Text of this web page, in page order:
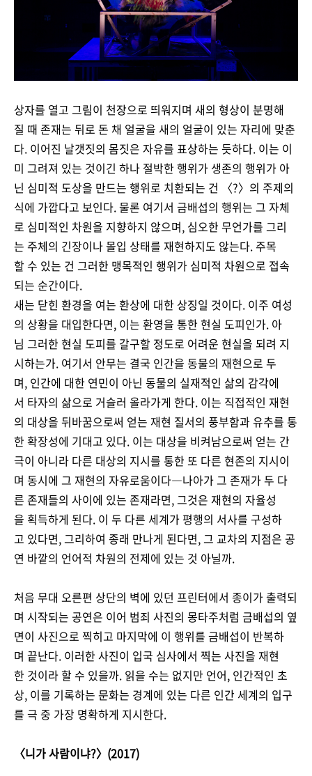
상자를 열고 그림이 천장으로 띄워지며 새의 형상이 분명해
질 때 존재는 뒤로 돈 채 얼굴을 새의 얼굴이 있는 자리에 맞춘
다. 이어진 날갯짓의 몸짓은 자유를 표상하는 듯하다. 이는 이
미 그려져 있는 것이긴 하나 절박한 행위가 생존의 행위가 아
닌 심미적 도상을 만드는 행위로 치환되는 건 〈?〉의 주제의
식에 가깝다고 보인다. 물론 여기서 금배섭의 행위는 그 자체
로 심미적인 차원을 지향하지 않으며, 심오한 무언가를 그리
는 주체의 긴장이나 몰입 상태를 재현하지도 않는다. 주목
할 수 있는 건 그러한 맹목적인 행위가 심미적 차원으로 접속
되는 순간이다.
새는 닫힌 환경을 여는 환상에 대한 상징일 것이다. 이주 여성
의 상황을 대입한다면, 이는 환영을 통한 현실 도피인가. 아
님 그러한 현실 도피를 갈구할 정도로 어려운 현실을 되려 지
시하는가. 여기서 안무는 결국 인간을 동물의 재현으로 두
며, 인간에 대한 연민이 아닌 동물의 실재적인 삶의 감각에
서 타자의 삶으로 거슬러 올라가게 한다. 이는 직접적인 재현
의 대상을 뒤바꿈으로써 얻는 재현 질서의 풍부함과 유추를 통
한 확장성에 기대고 있다. 이는 대상을 비켜남으로써 얻는 간
극이 아니라 다른 대상의 지시를 통한 또 다른 현존의 지시이
며 동시에 그 재현의 자유로움이다―나아가 그 존재가 두 다
른 존재들의 사이에 있는 존재라면, 그것은 재현의 자율성
을 획득하게 된다. 이 두 다른 세계가 평행의 서사를 구성하
고 있다면, 그리하여 종래 만나게 된다면, 그 교차의 지점은 공
연 바깥의 언어적 차원의 전제에 있는 것 아닐까.
처음 무대 오른편 상단의 벽에 있던 프린터에서 종이가 출력되
며 시작되는 공연은 이어 범죄 사진의 몽타주처럼 금배섭의 옆
면이 사진으로 찍히고 마지막에 이 행위를 금배섭이 반복하
며 끝난다. 이러한 사진이 입국 심사에서 찍는 사진을 재현
한 것이라 할 수 있을까. 읽을 수는 없지만 언어, 인간적인 초
상, 이를 기록하는 문화는 경계에 있는 다른 인간 세계의 입구
를 극 중 가장 명확하게 지시한다.
〈니가 사람이냐?〉(2017)